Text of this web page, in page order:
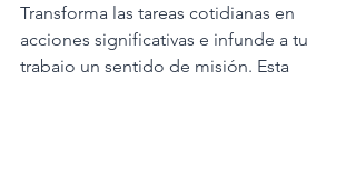
Transforma las tareas cotidianas en
acciones significativas e infunde a tu
trabajo un sentido de misión. Esta